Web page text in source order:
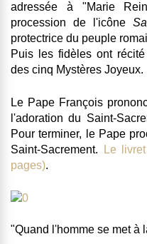
adressée à "Marie
procession de l'icône
protectrice du peuple
Puis les fidèles ont
des cinq Mystères Joyeux.
Le Pape François
l'adoration du Saint-
Pour terminer, le Pape
Saint-Sacrement.
Le
pages).
"Quand l'homme se met à